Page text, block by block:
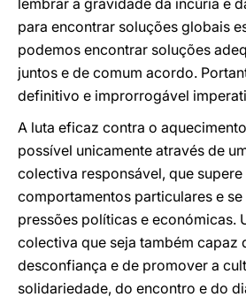
lembrar a gravidade da incúria e
para encontrar soluções globais
podemos encontrar soluções
juntos e de comum acordo.
definitivo e improrrogável
A luta eficaz contra o
possível unicamente através de
colectiva responsável, que supere
comportamentos particulares e
pressões políticas e económicas.
colectiva que seja também capaz
desconfiança e de promover a
solidariedade, do encontro e do